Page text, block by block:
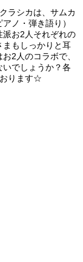
ラシカは、サムカ
ノ・弾き語り）
お2人それぞれの
まもしっかりと耳
2人のコラボで、
でしょうか？各
ります☆